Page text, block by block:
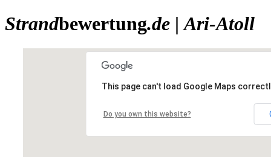
Strandbewertung.de |Ari-Atoll
This page can't load Google Maps
Do you own this website?